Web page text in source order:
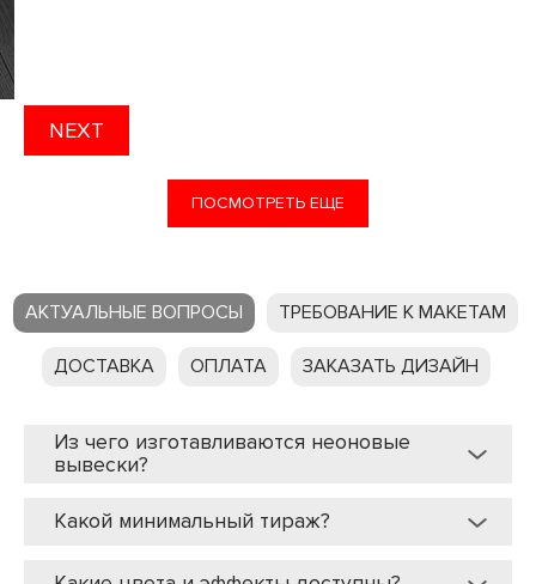
NEXT
ПОСМОТРЕТЬ ЕЩЕ
АКТУАЛЬНЫЕ ВОПРОСЫ ТРЕБОВАНИЕ К МАКЕТАМ
ДОСТАВКА ОПЛАТА ЗАКАЗАТЬ ДИЗАЙН
Из чего изготавливаются неоновые
вывески?
Какой минимальный тираж?